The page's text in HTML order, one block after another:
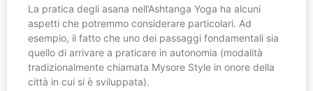
La pratica degli asana nell’Ashtanga Yoga ha alcuni
aspetti che potremmo considerare particolari. Ad
esempio, il fatto che uno dei passaggi fondamentali sia
quello di arrivare a praticare in autonomia (modalità
tradizionalmente chiamata Mysore Style in onore della
città in cui si è sviluppata).